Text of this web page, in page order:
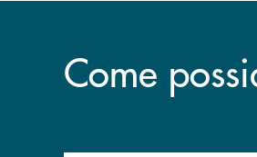
Come